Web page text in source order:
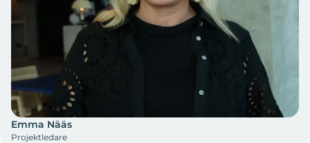
Emma Nääs
Projektledare